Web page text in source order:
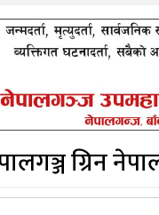
ग्रिन